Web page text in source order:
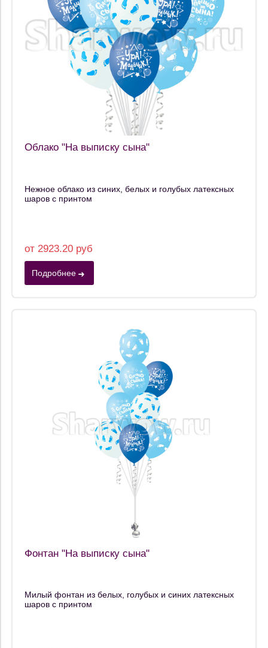
Облако "На выписку сына"
Нежное облако из синих, белых и голубых латексных
шаров с принтом
от 2923.20 руб
Подробнее
Фонтан "На выписку сына"
Милый фонтан из белых, голубых и синих латексных
шаров с принтом